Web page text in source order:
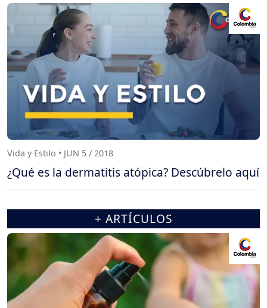
Vida y Estilo • JUN 5 / 2018
¿Qué es la dermatitis atópica? Descúbrelo aquí
+ ARTÍCULOS